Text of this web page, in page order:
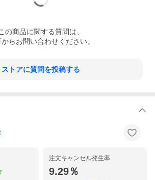
の商品に関する質問は、
からお問い合わせください。
ストアに質問を投稿する
注文キャンセル発生率
9.29％